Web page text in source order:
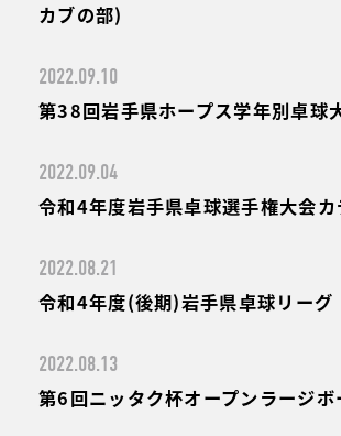
カブの部)
2022.09.10
第38回岩手県ホープス学年別卓球
2022.09.04
令和4年度岩手県卓球選手権大会
2022.08.21
令和4年度(後期)岩手県卓球リーグ
2022.08.13
第6回ニッタク杯オープンラージボ